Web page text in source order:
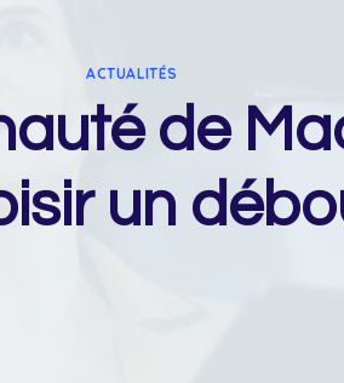
ACTUALITÉS
de
un